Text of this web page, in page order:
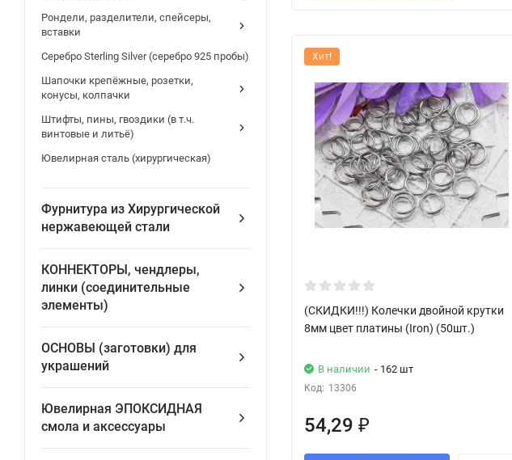
Рондели, разделители, спейсеры,
вставки
Серебро Sterling Silver (серебро 925 пробы)
Шапочки крепёжные, розетки,
конусы, колпачки
Штифты, пины, гвоздики (в т.ч.
винтовые и литьё)
Ювелирная сталь (хирургическая)
Фурнитура из Хирургической
нержавеющей стали
КОННЕКТОРЫ, чендлеры,
линки (соединительные
элементы)
ОСНОВЫ (заготовки) для
украшений
Ювелирная ЭПОКСИДНАЯ
смола и аксессуары
Хит!
(СКИДКИ!!!) Колечки двойной крутки
8мм цвет платины (Iron) (50шт.)
В наличии - 162 шт
Код: 13306
54,29 ₽